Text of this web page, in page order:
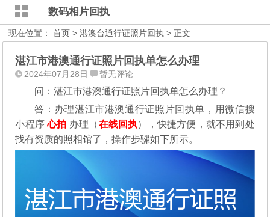
数码相片回执
现在位置：首页 >港澳台通行证照片回执 > 正文
湛江市港澳通行证照片回执单怎么办理
2024年07月28日 暂无评论
问：湛江市港澳通行证照片回执单怎么办理？
答：办理湛江市港澳通行证照片回执单，用微信搜
小程序心拍 办理（在线回执），快捷方便，就不用到处
找有资质的照相馆了，操作步骤如下所示。